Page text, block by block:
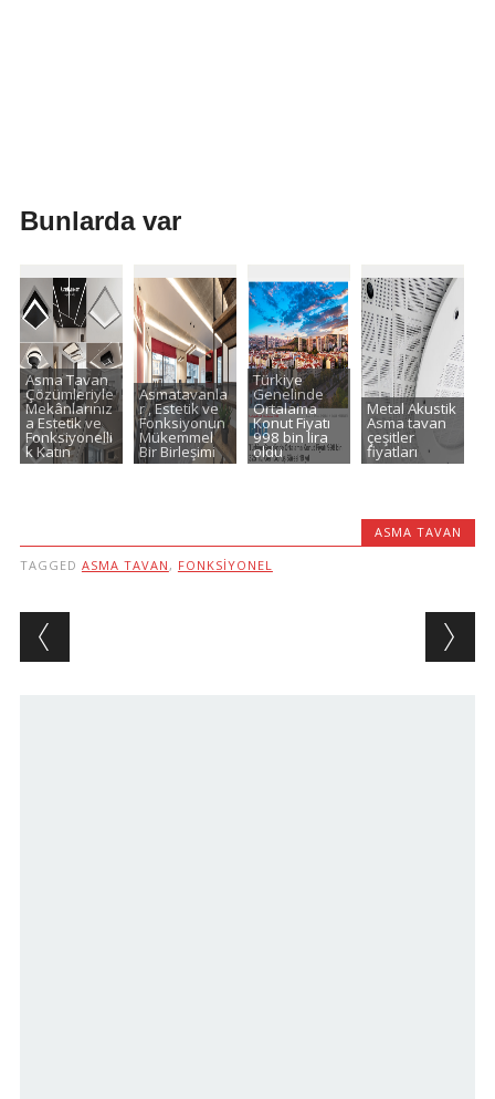
Bunlarda var
Asma Tavan
Çözümleriyle
Mekânlarınız
a Estetik ve
Fonksiyonelli
k Katın
Asmatavanla
r , Estetik ve
Fonksiyonun
Mükemmel
Bir Birleşimi
Türkiye
Genelinde
Ortalama
Konut Fiyatı
998 bin lira
oldu
Metal Akustik
Asma tavan
çeşitler
fiyatları
ASMA TAVAN
TAGGED ASMA TAVAN , FONKSIYONEL
Post navigation